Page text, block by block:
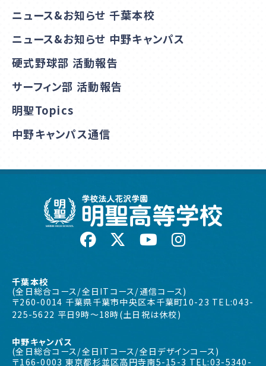
ニュース&お知らせ 千葉本校
ニュース&お知らせ 中野キャンパス
硬式野球部 活動報告
サーフィン部 活動報告
明聖Topics
中野キャンパス通信
千葉本校
(全日総合コース/全日ITコース/通信コース)
〒260-0014 千葉県千葉市中央区本千葉町10-23 TEL:043-
225-5622 平日9時〜18時(土日祝は休校)
中野キャンパス
(全日総合コース/全日ITコース/全日デザインコース)
〒166-0003 東京都杉並区高円寺南5-15-3 TEL:03-5340-